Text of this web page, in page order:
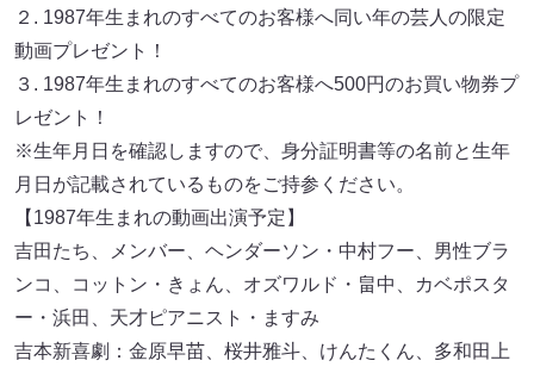
２. 1987年生まれのすべてのお客様へ同い年の芸人の限定
動画プレゼント！
３. 1987年生まれのすべてのお客様へ500円のお買い物券プ
レゼント！
※生年⽉⽇を確認しますので、身分証明書等の名前と生年
⽉⽇が記載されているものをご持参ください。
【1987年生まれの動画出演予定】
吉田たち、メンバー、ヘンダーソン・中村フー、男性ブラ
ンコ、コットン・きょん、オズワルド・畠中、カベポスタ
ー・浜田、天才ピアニスト・ますみ
吉本新喜劇：金原早苗、桜井雅斗、けんたくん、多和田上